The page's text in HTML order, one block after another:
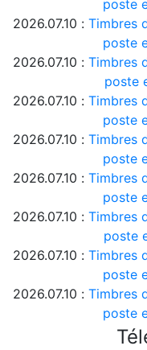
poste
2026.07.10 : Timbres
poste
2026.07.10 : Timbres
poste
2026.07.10 : Timbres
poste
2026.07.10 : Timbres
poste
2026.07.10 : Timbres
poste
2026.07.10 : Timbres
poste
2026.07.10 : Timbres
poste
2026.07.10 : Timbres
poste